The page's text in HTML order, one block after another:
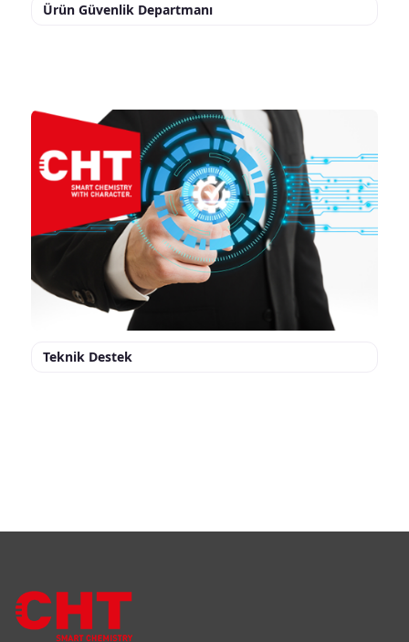
Ürün Güvenlik Departmanı
Teknik Destek